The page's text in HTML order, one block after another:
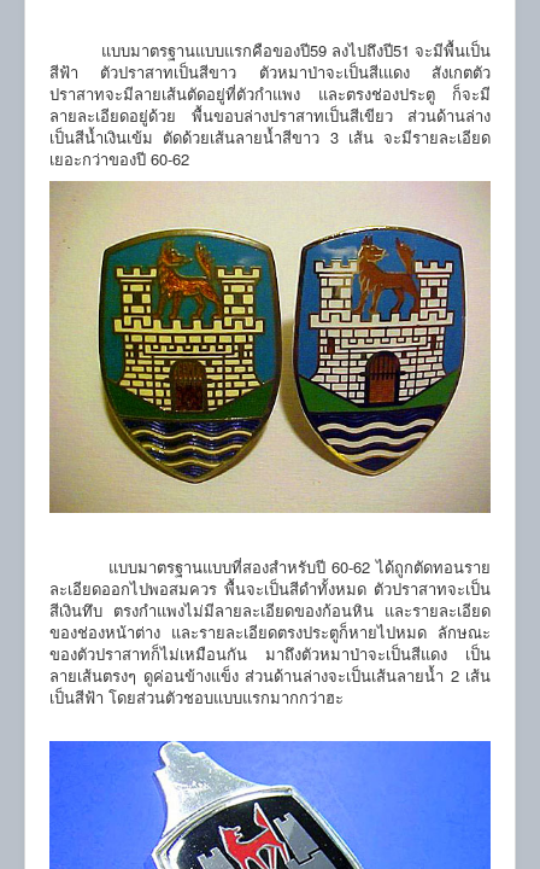
แบบมาตรฐานแบบแรกคือของปี59 ลงไปถึงปี51 จะมีพื้นเป็น
สีฟ้า ตัวปราสาทเป็นสีขาว ตัวหมาป่าจะเป็นสีเแดง สังเกตตัว
ปราสาทจะมีลายเส้นตัดอยู่ที่ตัวกำแพง และตรงช่องประตู ก็จะมี
ลายละเอียดอยู่ด้วย พื้นขอบล่างปราสาทเป็นสีเขียว ส่วนด้านล่าง
เป็นสีน้ำเงินเข้ม ตัดด้วยเส้นลายน้ำสีขาว 3 เส้น จะมีรายละเอียด
เยอะกว่าของปี 60-62
แบบมาตรฐานแบบที่สองสำหรับปี 60-62 ได้ถูกตัดทอนราย
ละเอียดออกไปพอสมควร พื้นจะเป็นสีดำทั้งหมด ตัวปราสาทจะเป็น
สีเงินทึบ ตรงกำแพงไม่มีลายละเอียดของก้อนหิน และรายละเอียด
ของช่องหน้าต่าง และรายละเอียดตรงประตูก็หายไปหมด ลักษณะ
ของตัวปราสาทก็ไม่เหมือนกัน มาถึงตัวหมาป่าจะเป็นสีแดง เป็น
ลายเส้นตรงๆ ดูค่อนข้างแข็ง ส่วนด้านล่างจะเป็นเส้นลายน้ำ 2 เส้น
เป็นสีฟ้า โดยส่วนตัวชอบแบบแรกมากกว่าฮะ